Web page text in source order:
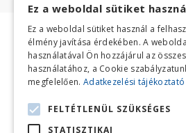
Ez a weboldal sütiket
Ez a weboldal sütiket használ a
élmény javítása érdekében. A
használatával Ön hozzájárul az
használatához, a Cookie
megfelelően. Adatkezelési tájékoztató
FELTÉTLENÜL SZÜKSÉGES
STATISZTIKAI